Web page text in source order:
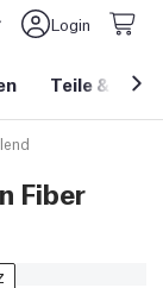
Login
Teile &
Fiber